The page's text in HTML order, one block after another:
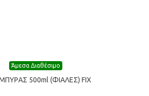
Άμεσα Διαθέσιμο
500ml (ΦIΑΛΕΣ) FIX